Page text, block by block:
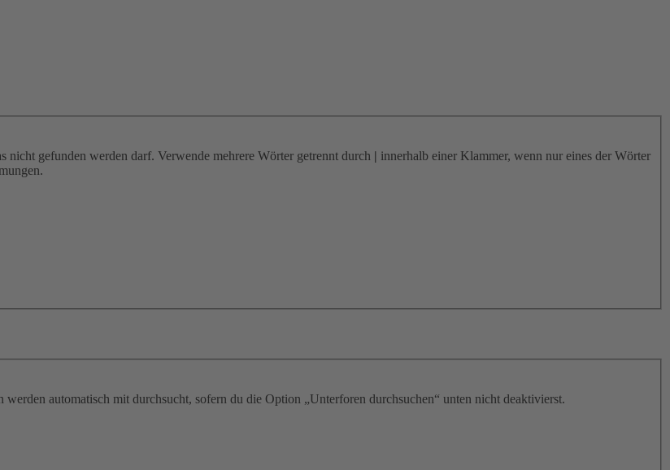
nicht gefunden werden darf. Verwende mehrere Wörter getrennt durch | innerhalb einer Klammer, wenn nur eines der Wörter
automatisch mit durchsucht, sofern du die Option „Unterforen durchsuchen“ unten nicht deaktivierst.